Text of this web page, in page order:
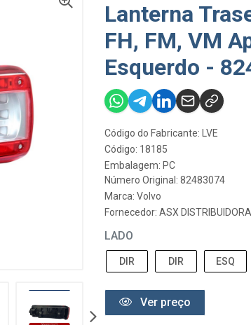
Lanterna
FH, FM, VM
Esquerdo -
Código do Fabricante: LVE
Código: 18185
Embalagem: PC
Número Original: 82483074
Marca: Volvo
Fornecedor: ASX
LADO
DIR DIR ESQ
Ver preço